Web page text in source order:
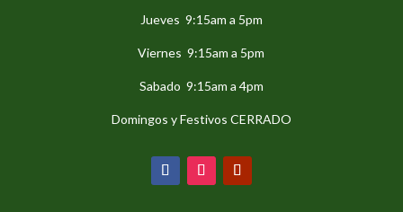
Jueves 9:15am a 5pm
Viernes 9:15am a 5pm
Sabado 9:15am a 4pm
Domingos y Festivos CERRADO